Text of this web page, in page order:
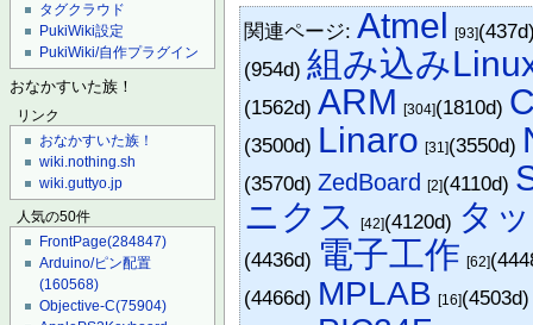
タグクラウド
PukiWiki設定
PukiWiki/自作プラグイン
おなかすいた族！
リンク
おなかすいた族！
wiki.nothing.sh
wiki.guttyo.jp
人気の50件
FrontPage(284847)
Arduino/ピン配置
(160568)
Objective-C(75904)
関連ページ:Atmel [93]
(954d)組み込み
(1562d)ARM [304](1810d)
(3500d) Linaro [31](3550d)
(3570d)ZedBoard [2](4110d)
ニクス
[42](4120d) タ
(4436d) 電子工作 [62]
(4466d) MPLAB [16]